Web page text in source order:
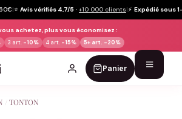
|⭐ Avis vérifiés 4,7/5 · +10 000 clients|⚡ Expédié sous
achetez, plus vous économisez :
3 art. -10% 4 art. -15% 5+ art. -20%
Panier
TONTON